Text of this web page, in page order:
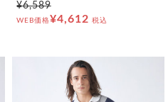
¥6,589
WEB価格¥4,612 税込